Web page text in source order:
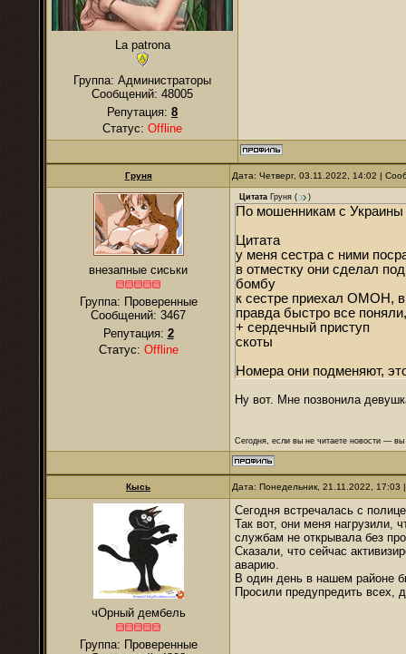
La patrona
Группа: Администраторы
Сообщений: 48005
Репутация: 8
Статус: Offline
Груня Дата: Четверг, 03.11.2022, 14:02 |
внезапные сиськи
Группа: Проверенные
Сообщений: 3467
Репутация: 2
Статус: Offline
Цитата Груня ( )
По мошенникам с Украины
Цитата
у меня сестра с ними
в отместку они сделал
бомбу
к сестре приехал ОМОН,
правда быстро все
+ сердечный приступ
скоты
Номера они подменяют,
Ну вот. Мне позвонила
Сегодня, если вы не читаете новости —
Кысь Дата: Понедельник, 21.11.2022,
чОрный дембель
Группа: Проверенные
Сегодня встречалась с
Так вот, они меня нагрузили,
службам не открывала без
Сказали, что сейчас
аварию.
В один день в нашем районе
Просили предупредить всех,